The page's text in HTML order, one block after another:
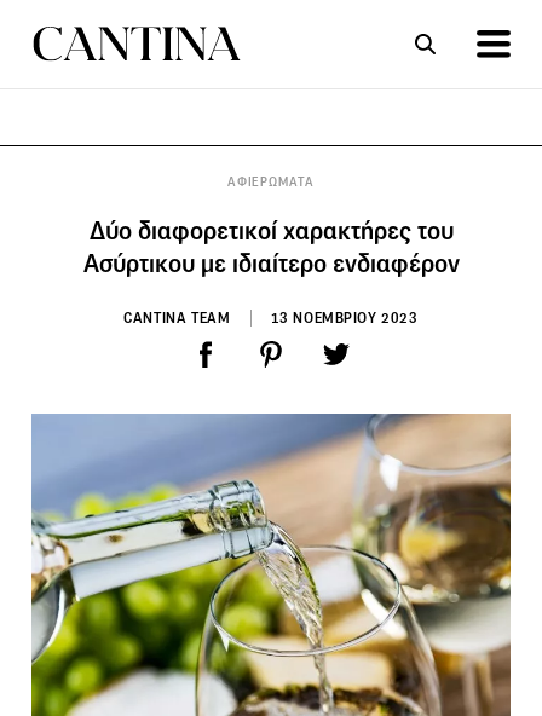
ΑΦΙΕΡΩΜΑΤΑ
Δύο διαφορετικοί χαρακτήρες του
Ασύρτικου με ιδιαίτερο ενδιαφέρον
CANTINA TEAM 13 ΝΟΕΜΒΡΙΟΥ 2023